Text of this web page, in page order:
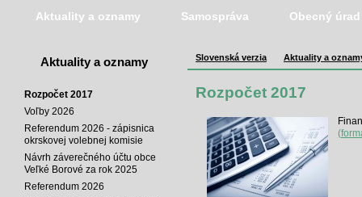
Aktuality a oznamy Samospráva Obecný úrad
Aktuality a oznamy
Rozpočet 2017
Voľby 2026
Referendum 2026 - zápisnica
okrskovej volebnej komisie
Návrh záverečného účtu obce
Veľké Borové za rok 2025
Referendum 2026
Slovenská verzia Aktuality a
Rozpočet 2017